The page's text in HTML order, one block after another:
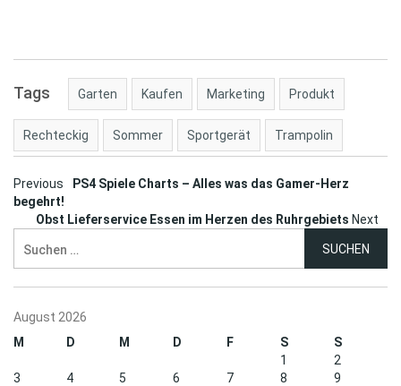
Tags Garten Kaufen Marketing Produkt
Rechteckig Sommer Sportgerät Trampolin
Post
navigation
Previous
PS4 Spiele Charts – Alles was das Gamer-Herz
begehrt!
Obst Lieferservice Essen im Herzen des Ruhrgebiets Next
nach:
August 2026
M
D M D F S
S
1
2
3
4 5 6 7 8
9